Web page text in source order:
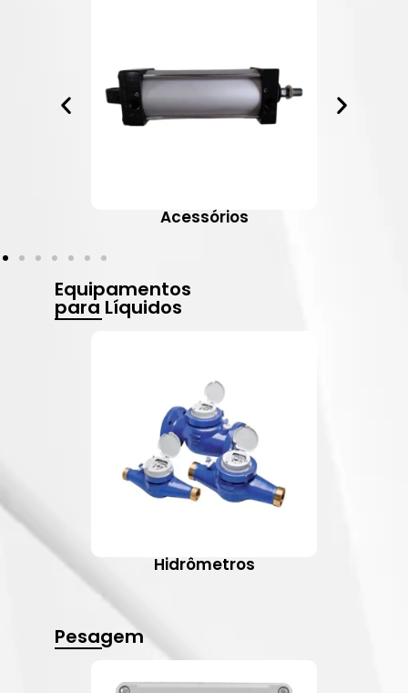
Acessórios
Equipamentos
para Líquidos
Hidrômetros
Pesagem